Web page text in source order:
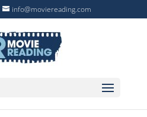
info@moviereading.com